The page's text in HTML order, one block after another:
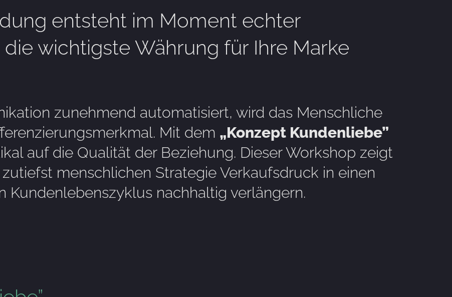
entsteht im Moment echter
wichtigste Währung für Ihre Marke
zunehmend automatisiert, wird das Menschliche
Mit dem „Konzept Kundenliebe”
auf die Qualität der Beziehung. Dieser Workshop zeigt
menschlichen Strategie Verkaufsdruck in einen
Kundenlebenszyklus nachhaltig verlängern.